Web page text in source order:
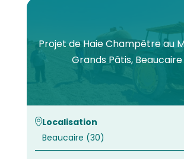
Projet de Haie Champêtre au
Grands Pâtis, Beaucaire
Localisation
Beaucaire (30)